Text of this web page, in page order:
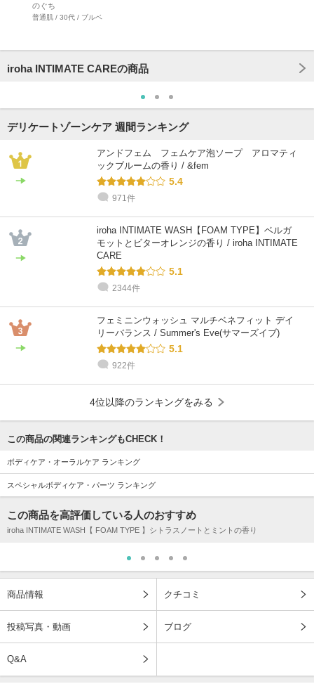
のぐち
普通肌 / 30代 / ブルベ
iroha INTIMATE CAREの商品
デリケートゾーンケア 週間ランキング
アンドフェム フェムケア泡ソープ アロマティ
ックブルームの香り / &fem
5.4
971件
iroha INTIMATE WASH【FOAM TYPE】ベルガ
モットとビターオレンジの香り / iroha INTIMATE
CARE
5.1
2344件
フェミニンウォッシュ マルチベネフィット デイ
リーバランス / Summer's Eve(サマーズイブ)
5.1
922件
4位以降のランキングをみる
この商品の関連ランキングもCHECK！
ボディケア・オーラルケア ランキング
スペシャルボディケア・パーツ ランキング
この商品を高評価している人のおすすめ
iroha INTIMATE WASH【 FOAM TYPE 】シトラスノートとミントの香り
商品情報 クチコミ
投稿写真・動画 ブログ
Q&A